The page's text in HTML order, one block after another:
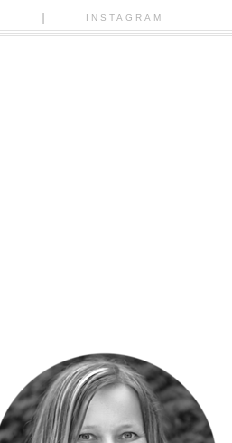
INSTAGRAM